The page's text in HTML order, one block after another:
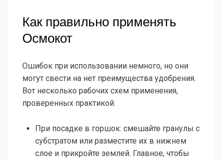
Как правильно применять
Осмокот
Ошибок при использовании немного, но они
могут свести на нет преимущества удобрения.
Вот несколько рабочих схем применения,
проверенных практикой.
При посадке в горшок: смешайте гранулы с
субстратом или разместите их в нижнем
слое и прикройте землей. Главное, чтобы